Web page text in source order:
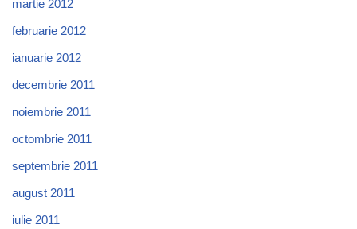
martie 2012
februarie 2012
ianuarie 2012
decembrie 2011
noiembrie 2011
octombrie 2011
septembrie 2011
august 2011
iulie 2011